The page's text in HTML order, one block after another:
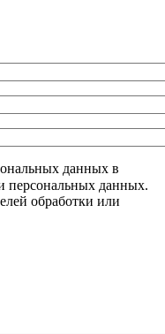
данных в
персональных данных.
обработки или